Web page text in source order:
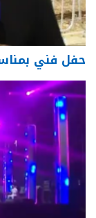
حفل فني